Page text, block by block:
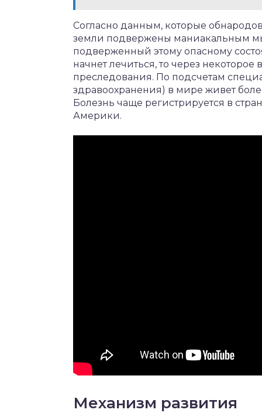
Согласно данным, которые
земли подвержены маниакальным
подверженный этому опасному
начнет лечиться, то через
преследования. По подсчетам
здравоохранения) в мире живет
Болезнь чаще регистрируется в
Америки.
Механизм развития